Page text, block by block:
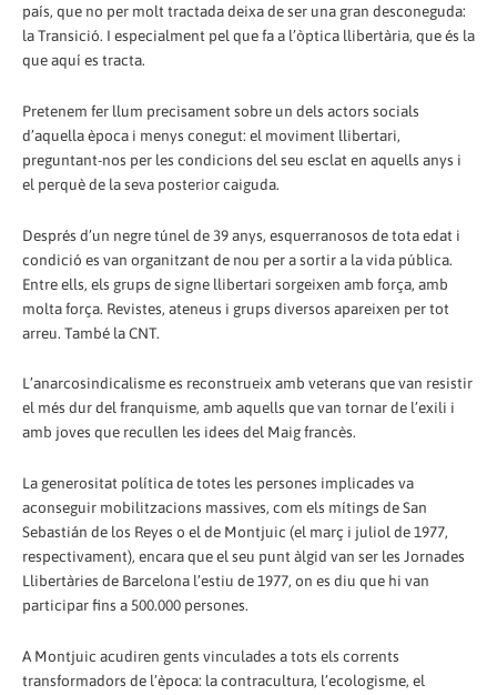
país, que no per molt tractada deixa de ser una gran desconeguda:
la Transició. I especialment pel que fa a l’òptica llibertària, que és la
que aquí es tracta.
Pretenem fer llum precisament sobre un dels actors socials
d’aquella època i menys conegut: el moviment llibertari,
preguntant-nos per les condicions del seu esclat en aquells anys i
el perquè de la seva posterior caiguda.
Després d’un negre túnel de 39 anys, esquerranosos de tota edat i
condició es van organitzant de nou per a sortir a la vida pública.
Entre ells, els grups de signe llibertari sorgeixen amb força, amb
molta força. Revistes, ateneus i grups diversos apareixen per tot
arreu. També la CNT.
L’anarcosindicalisme es reconstrueix amb veterans que van resistir
el més dur del franquisme, amb aquells que van tornar de l’exili i
amb joves que recullen les idees del Maig francès.
La generositat política de totes les persones implicades va
aconseguir mobilitzacions massives, com els mítings de San
Sebastián de los Reyes o el de Montjuic (el març i juliol de 1977,
respectivament), encara que el seu punt àlgid van ser les Jornades
Llibertàries de Barcelona l’estiu de 1977, on es diu que hi van
participar fins a 500.000 persones.
A Montjuic acudiren gents vinculades a tots els corrents
transformadors de l’època: la contracultura, l’ecologisme, el